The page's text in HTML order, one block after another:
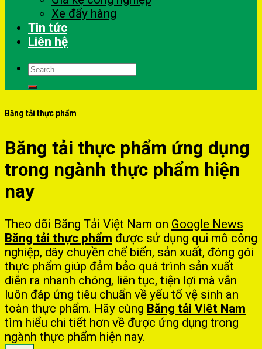
Xe đẩy hàng
Tin tức
Liên hệ
Search
Băng tải thực phẩm
Băng tải thực phẩm ứng dụng
trong ngành thực phẩm hiện
nay
Theo dõi Băng Tải Việt Nam on Google News
Băng tải thực phẩm được sử dụng qui mô công
nghiệp, dây chuyền chế biến, sản xuất, đóng gói
thực phẩm giúp đảm bảo quá trình sản xuất
diễn ra nhanh chóng, liên tục, tiện lợi mà vẫn
luôn đáp ứng tiêu chuẩn về yếu tố vệ sinh an
toàn thực phẩm. Hãy cùng Băng tải Viêt Nam
tìm hiểu chi tiết hơn về được ứng dụng trong
ngành thực phẩm hiện nay.